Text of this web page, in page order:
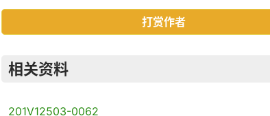
打赏作者
相关资料
201V12503-0062